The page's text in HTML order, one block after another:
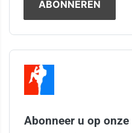
Abonneer u op